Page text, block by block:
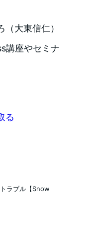
大東信仁）
講座やセミナ
る
ラブル【Snow